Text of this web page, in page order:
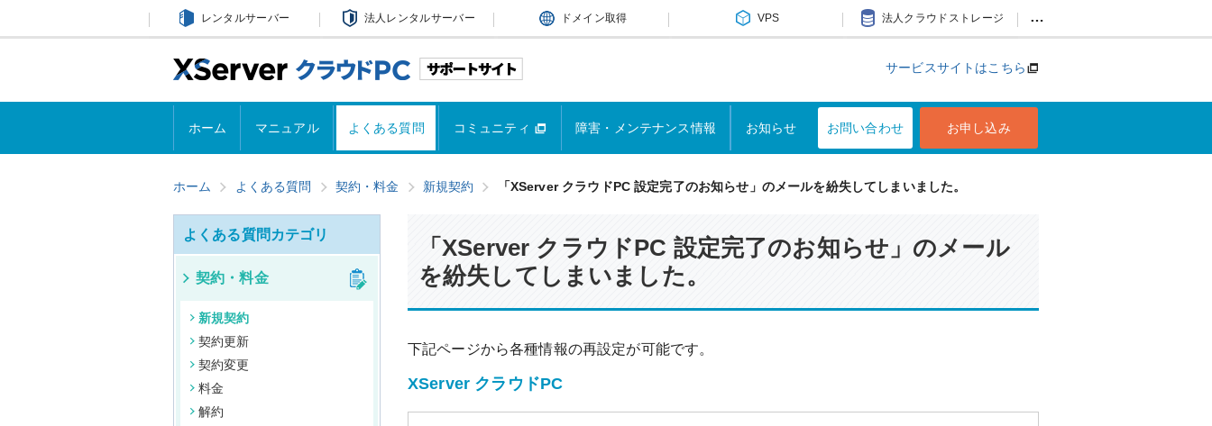
レンタルサーバー 法人レンタルサーバー ドメイン取得 VPS 法人クラウドストレージ …
サービスサイトはこちら
ホーム マニュアル よくある質問 コミュニティ 障害・メンテナンス情報 お知らせ お問い合わせ お申し込み
ホーム よくある質問 契約・料金 新規契約 「XServer クラウドPC 設定完了のお知らせ」のメールを紛失してしまいました。
「XServer クラウドPC 設定完了のお知らせ」のメール
を紛失してしまいました。
下記ページから各種情報の再設定が可能です。
XServer クラウドPC
よくある質問カテゴリ
契約・料金
新規契約
契約更新
契約変更
料金
解約